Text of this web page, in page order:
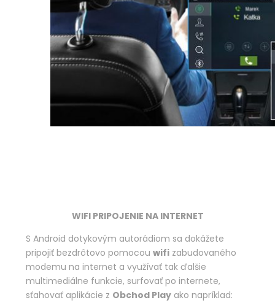
WIFI PRIPOJENIE NA INTERNET
S Android dotykovým autorádiom sa dokážete
pripojiť bezdrôtovo pomocou wifi zabudovaného
modemu na internet a využívať tak ďalšie
multimediálne funkcie, surfovať po internete,
sťahovať aplikácie z Obchod Play ako napríklad: